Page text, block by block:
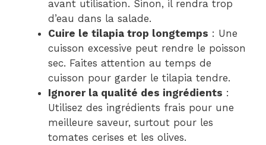
avant utilisation. Sinon, il rendra trop
d’eau dans la salade.
Cuire le tilapia trop longtemps : Une
cuisson excessive peut rendre le poisson
sec. Faites attention au temps de
cuisson pour garder le tilapia tendre.
Ignorer la qualité des ingrédients :
Utilisez des ingrédients frais pour une
meilleure saveur, surtout pour les
tomates cerises et les olives.